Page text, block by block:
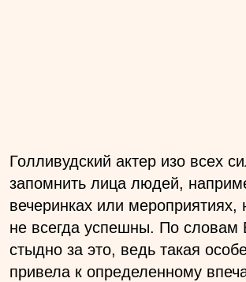
Голливудский актер изо всех
запомнить лица людей,
вечеринках или мероприятиях,
не всегда успешны. По словам
стыдно за это, ведь такая
привела к определенному